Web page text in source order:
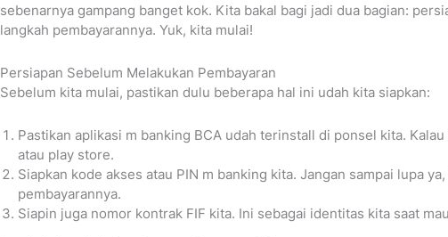
sebenarnya gampang banget kok. Kita bakal bagi jadi dua bagian:
langkah pembayarannya. Yuk, kita mulai!
Persiapan Sebelum Melakukan Pembayaran
Sebelum kita mulai, pastikan dulu beberapa hal ini udah kita siapkan:
Pastikan aplikasi m banking BCA udah terinstall di ponsel kita.
atau play store.
Siapkan kode akses atau PIN m banking kita. Jangan sampai lupa
pembayarannya.
Siapin juga nomor kontrak FIF kita. Ini sebagai identitas kita saat